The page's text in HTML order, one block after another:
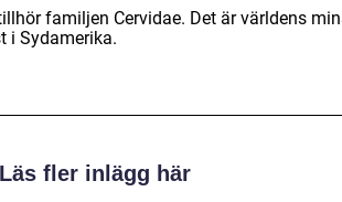
familjen Cervidae. Det är världens
i Sydamerika.
Läs fler inlägg här